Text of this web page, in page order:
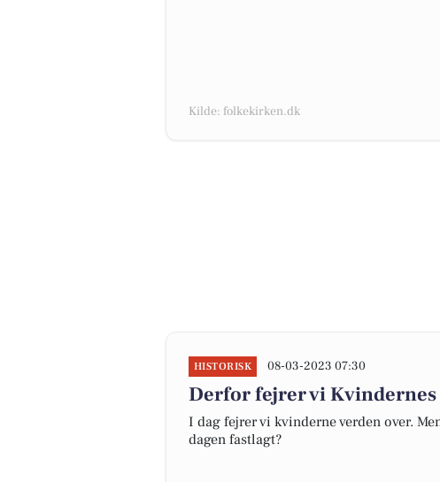
Kilde: folkekirken.dk
HISTORISK 08-03-2023 07:30
Derfor fejrer vi
I dag fejrer vi kvinderne verden over.
dagen fastlagt?